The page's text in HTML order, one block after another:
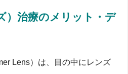
）治療のメリット・デ
Lens）は、目の中にレンズ